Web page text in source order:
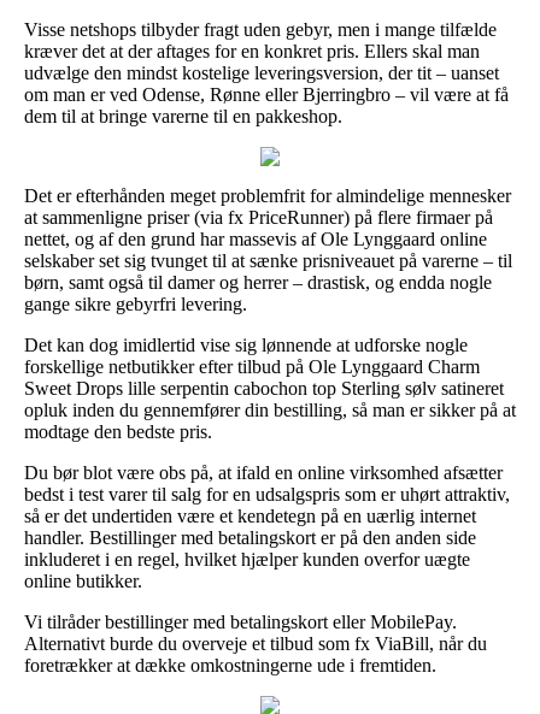
Visse netshops tilbyder fragt uden gebyr, men i mange tilfælde
kræver det at der aftages for en konkret pris. Ellers skal man
udvælge den mindst kostelige leveringsversion, der tit – uanset
om man er ved Odense, Rønne eller Bjerringbro – vil være at få
dem til at bringe varerne til en pakkeshop.
Det er efterhånden meget problemfrit for almindelige mennesker
at sammenligne priser (via fx PriceRunner) på flere firmaer på
nettet, og af den grund har massevis af Ole Lynggaard online
selskaber set sig tvunget til at sænke prisniveauet på varerne – til
børn, samt også til damer og herrer – drastisk, og endda nogle
gange sikre gebyrfri levering.
Det kan dog imidlertid vise sig lønnende at udforske nogle
forskellige netbutikker efter tilbud på Ole Lynggaard Charm
Sweet Drops lille serpentin cabochon top Sterling sølv satineret
opluk inden du gennemfører din bestilling, så man er sikker på at
modtage den bedste pris.
Du bør blot være obs på, at ifald en online virksomhed afsætter
bedst i test varer til salg for en udsalgspris som er uhørt attraktiv,
så er det undertiden være et kendetegn på en uærlig internet
handler. Bestillinger med betalingskort er på den anden side
inkluderet i en regel, hvilket hjælper kunden overfor uægte
online butikker.
Vi tilråder bestillinger med betalingskort eller MobilePay.
Alternativt burde du overveje et tilbud som fx ViaBill, når du
foretrækker at dække omkostningerne ude i fremtiden.